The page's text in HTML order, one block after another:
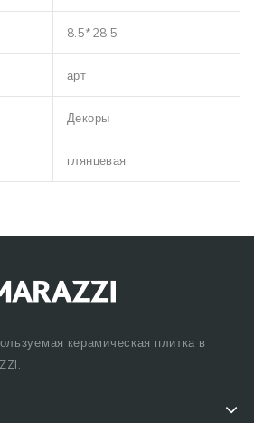
8.5*28.5
арт
Декоры
глянцевая
керамическая плитка в